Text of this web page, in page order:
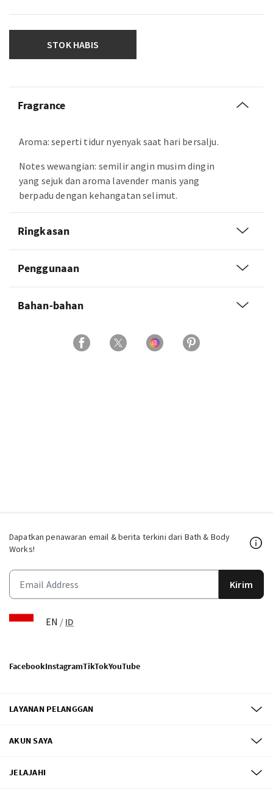
STOK HABIS
Fragrance
Aroma: seperti tidur nyenyak saat hari bersalju.
Notes wewangian: semilir angin musim dingin
yang sejuk dan aroma lavender manis yang
berpadu dengan kehangatan selimut.
Ringkasan
Penggunaan
Bahan-bahan
Dapatkan penawaran email & berita terkini dari Bath & Body
Works!
Kirim
EN / ID
FacebookInstagramTikTokYouTube
LAYANAN PELANGGAN
AKUN SAYA
JELAJAHI